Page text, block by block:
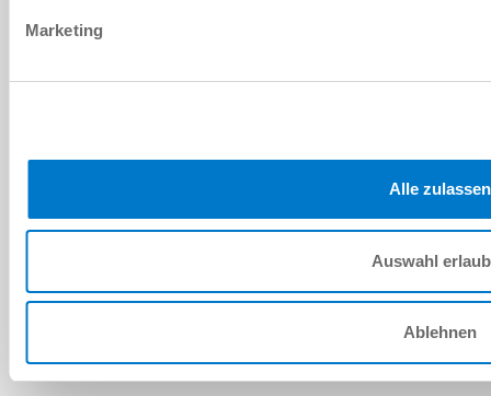
Marketing
Alle zulassen
Auswahl
Ablehnen